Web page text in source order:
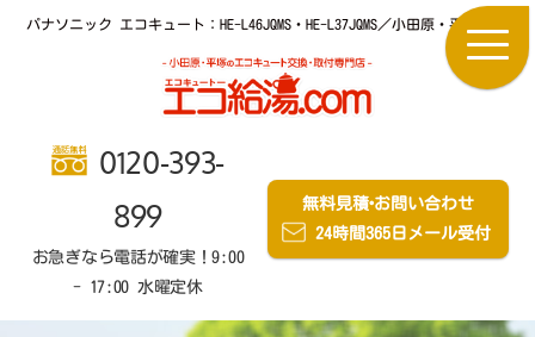
パナソニック エコキュート：HE-L46JQMS・HE-L37JQMS／小田原・平塚のエ
0120-393-
899
お急ぎなら電話が確実！9:00
- 17:00 水曜定休
無料見積・お問い合わせ
24時間365日メール受付